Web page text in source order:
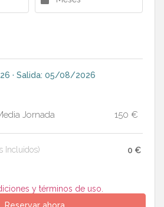
· Salida: 05/08/2026
Jornada
150 €
Incluidos) 0 €
y términos de uso.